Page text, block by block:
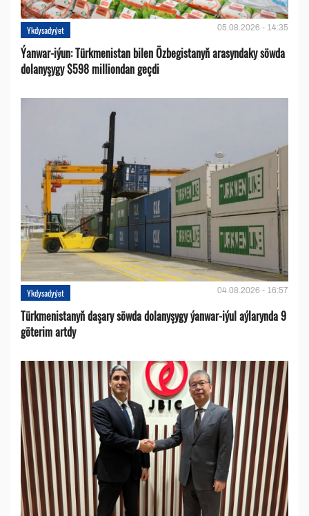
Ykdysadyýet 05.08.2026 - 14:35
Ýanwar-iýun: Türkmenistan bilen Özbegistanyň arasyndaky söwda
dolanyşygy $598 milliondan geçdi
Ykdysadyýet 04.08.2026 - 16:57
Türkmenistanyň daşary söwda dolanyşygy ýanwar-iýul aýlarynda 9
göterim artdy